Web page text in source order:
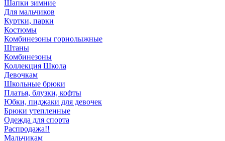
Шапки зимние
Для мальчиков
Куртки, парки
Костюмы
Комбинезоны горнолыжные
Штаны
Комбинезоны
Коллекция Школа
Девочкам
Школьные брюки
Платья, блузки, кофты
Юбки, пиджаки для девочек
Брюки утепленные
Одежда для спорта
Распродажа!!
Мальчикам